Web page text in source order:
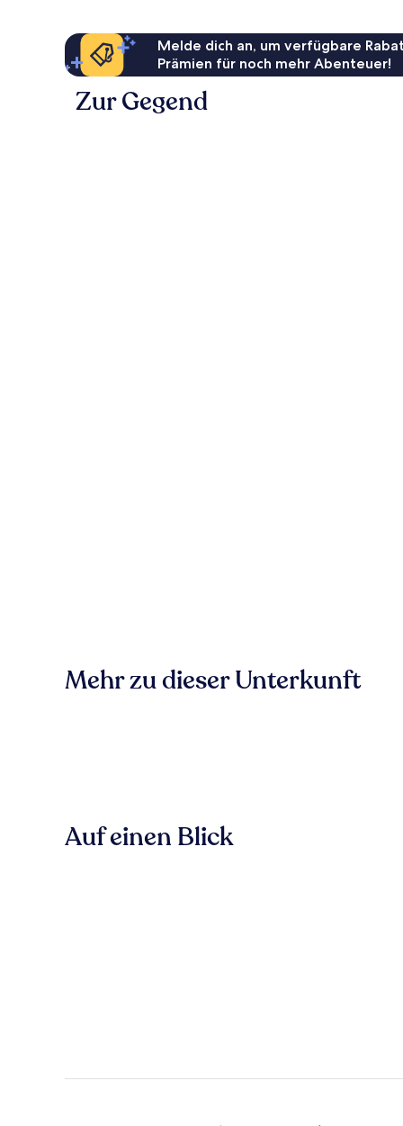
Melde dich an, um verfügbare
Prämien für noch mehr Abenteuer!
Zur Gegend
Mehr zu dieser Unterkunft
Auf einen Blick